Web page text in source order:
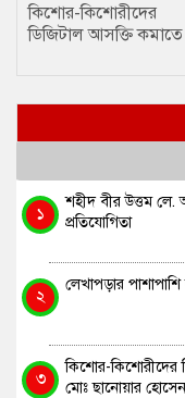
কিশোর-কিশোরীদের
ডিজিটাল আসক্তি কমাতে
১
শহীদ বীর উত্তম
প্রতিযোগিতা
২
লেখাপড়ার
৩
কিশোর-কিশোরীদের
মোঃ ছানোয়ার হোসেন